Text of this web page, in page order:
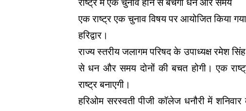
राष्ट्र में एक चुनाव होने से बचेगा धन और समय
एक राष्ट्र एक चुनाव विषय पर आयोजित किया
हरिद्वार।
राज्य स्तरीय जलागम परिषद के उपाध्यक्ष रमेश
से धन और समय दोनों की बचत होगी। एक
राष्ट्र बनाएगी।
हरिओम सरस्वती पीजी कॉलेज धनौरी में